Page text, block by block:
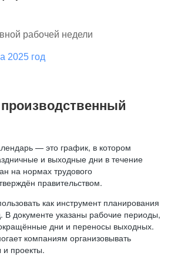
рабочей недели
2025 год
— это график, в котором
и выходные дни в течение
на нормах трудового
правительством.
как инструмент планирования
В документе указаны рабочие периоды,
дни и переносы выходных.
компаниям организовывать
и проекты.